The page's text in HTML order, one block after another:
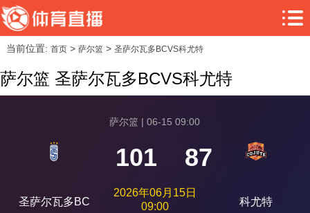
当前位置: 首页> 萨尔篮 > 圣萨尔瓦多BCVS科尤特
萨尔篮 圣萨尔瓦多BCVS科尤特
圣萨尔瓦多BC
萨尔篮 | 06-15 09:00
101 87
2026年06月15日
09:00
科尤特